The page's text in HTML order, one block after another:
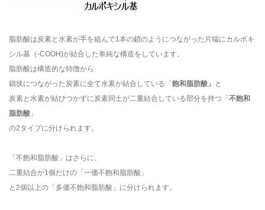
脂肪酸は炭素と水素が手を組んで1本の鎖のようにつながった片端にカルボキ
シル基（-COOH)が結合した単純な構造をしています。
脂肪酸は構造的な特徴から
鎖状につながった炭素に全て水素が結合している「飽和脂肪酸」 と
炭素と水素が結びつかずに炭素同士が二重結合している部分を持つ「不飽和
脂肪酸 」
の2タイプに分けられます。
「不飽和脂肪酸」はさらに、
二重結合が1個だけの「一価不飽和脂肪酸」
と2個以上の「多価不飽和脂肪酸」に分けられます。